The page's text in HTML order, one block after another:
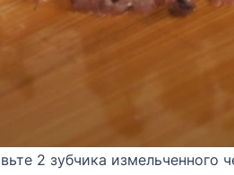
2 зубчика измельченного